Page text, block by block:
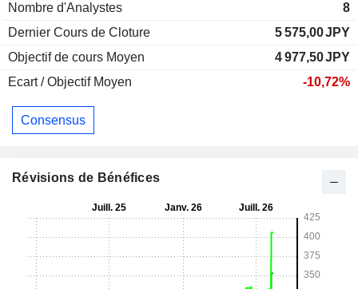
Nombre d'Analystes
8
Dernier Cours de Cloture
5 575,00JPY
Objectif de cours Moyen
4 977,50JPY
Ecart / Objectif Moyen
-10,72%
Consensus
Révisions de Bénéfices